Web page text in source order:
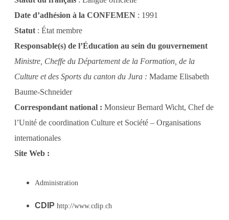
Date d’adhésion à la CONFEMEN : 1991
Statut : État membre
Responsable(s) de l’Éducation au sein du gouvernement
Ministre, Cheffe du Département de la Formation, de la
Culture et des Sports du canton du Jura : Madame Elisabeth
Baume-Schneider
Correspondant national : Monsieur Bernard Wicht, Chef de
l’Unité de coordination Culture et Société – Organisations
internationales
Site Web :
Administration
CDIP http://www.cdip.ch